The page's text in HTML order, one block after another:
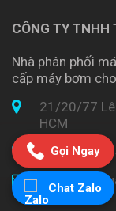
CÔNG TY TNHH
Nhà phân phối
cấp máy bơm
21/20/77 Lê
HCM
Gọi Ngay
Chat Zalo